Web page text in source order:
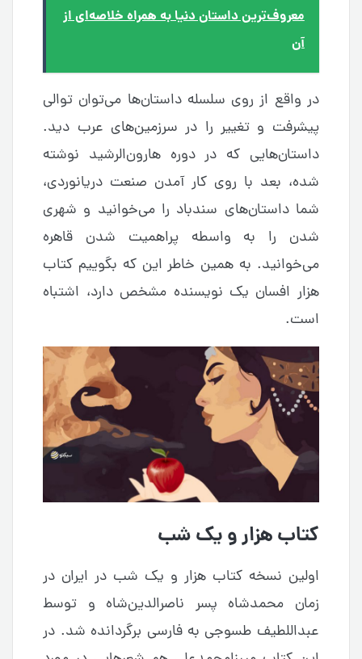
معروف‌ترین داستان دنیا به همراه خلاصه‌ای از
آن
در واقع از روی سلسله داستان‌ها می‌توان توالی
پیشرفت و تغییر را در سرزمین‌های عرب دید.
داستان‌هایی که در دوره هارون‌الرشید نوشته
شده، بعد با روی کار آمدن صنعت دریانوردی،
شما داستان‌های سندباد را می‌خوانید و شهری
شدن را به واسطه پراهمیت شدن قاهره
می‌خوانید. به همین خاطر این که بگوییم کتاب
هزار افسان یک نویسنده مشخص دارد، اشتباه
است.
کتاب هزار و یک شب
اولین نسخه کتاب هزار و یک شب در ایران در
زمان محمد‌شاه پسر ناصرالدین‌شاه و توسط
عبداللطیف طسوجی به فارسی برگردانده شد. در